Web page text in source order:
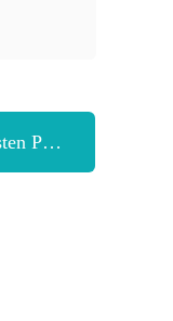
Preis